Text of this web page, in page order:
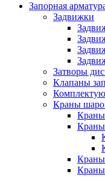
Запорная
Задвижки
Затворы
Клапаны
Краны
Краны
Краны